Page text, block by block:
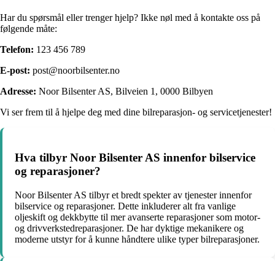
Har du spørsmål eller trenger hjelp? Ikke nøl med å kontakte oss på
følgende måte:
Telefon: 123 456 789
E-post: post@noorbilsenter.no
Adresse: Noor Bilsenter AS, Bilveien 1, 0000 Bilbyen
Vi ser frem til å hjelpe deg med dine bilreparasjon- og servicetjenester!
Hva tilbyr Noor Bilsenter AS innenfor bilservice
og reparasjoner?
Noor Bilsenter AS tilbyr et bredt spekter av tjenester innenfor
bilservice og reparasjoner. Dette inkluderer alt fra vanlige
oljeskift og dekkbytte til mer avanserte reparasjoner som motor-
og drivverkstedreparasjoner. De har dyktige mekanikere og
moderne utstyr for å kunne håndtere ulike typer bilreparasjoner.